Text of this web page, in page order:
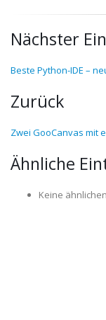
Nächster
Beste Python-IDE –
Zurück
Zwei GooCanvas mit
Ähnliche
Keine